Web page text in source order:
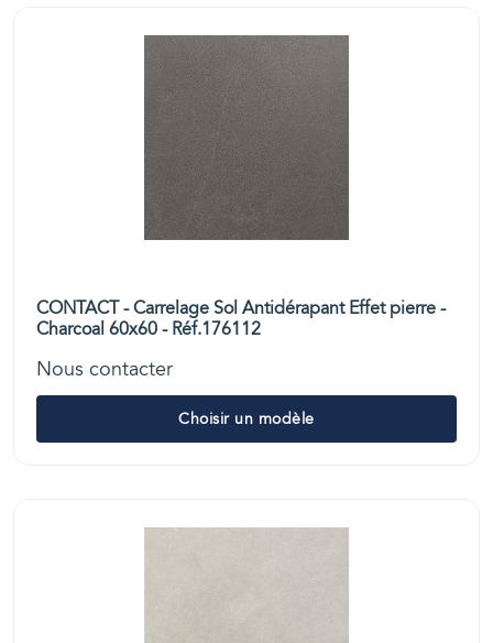
CONTACT - Carrelage Sol Antidérapant Effet pierre -
Charcoal 60x60 - Réf.176112
Nous contacter
Choisir un modèle